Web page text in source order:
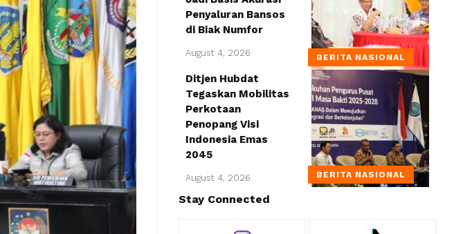
BERITA NASIONAL
Penyaluran Bansos
di Biak Numfor
August 4, 2026
BERITA NASIONAL
Ditjen Hubdat
Tegaskan Mobilitas
Perkotaan
Penopang Visi
Indonesia Emas
2045
August 4, 2026
Stay Connected